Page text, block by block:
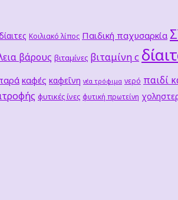
Κοιλιακό λίπος Παιδική παχυσαρκία
βάρους βιταμίνες βιταμίνη c
καφές καφεΐνη νέα τρόφιμα νερό παιδί
φυτικές ίνες φυτική πρωτείνη